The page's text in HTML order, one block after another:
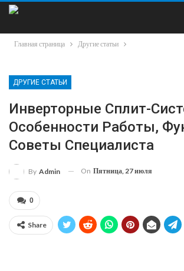
Главная страница Другие статьи
ДРУГИЕ СТАТЬИ
Инверторные Сплит-
Особенности Работы,
Советы Специалиста
By Admin On Пятница, 27 июля
0
Share